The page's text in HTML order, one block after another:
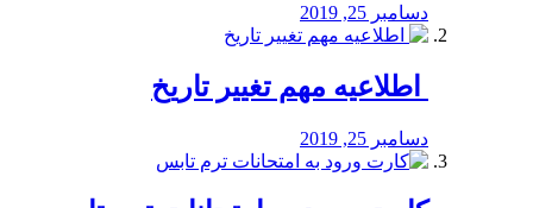
دسامبر 25, 2019
️ اطلاعیه مهم تغییر تاریخ
دسامبر 25, 2019